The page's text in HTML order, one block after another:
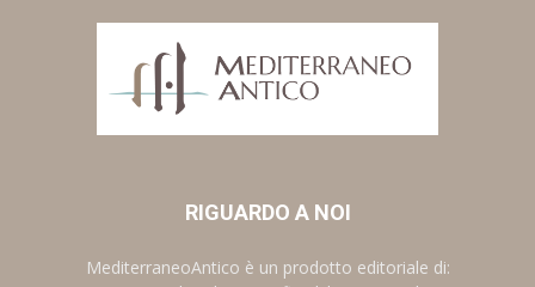
RIGUARDO A NOI
MediterraneoAntico è un prodotto editoriale di: